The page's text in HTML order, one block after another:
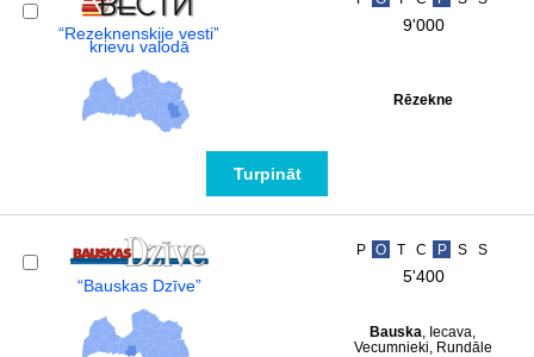
“Rezeknenskije vesti”
krievu valodā
9'000
Rēzekne
Turpināt
“Bauskas Dzīve”
P O T C P S S
5'400
Bauska, Iecava,
Vecumnieki, Rundāle